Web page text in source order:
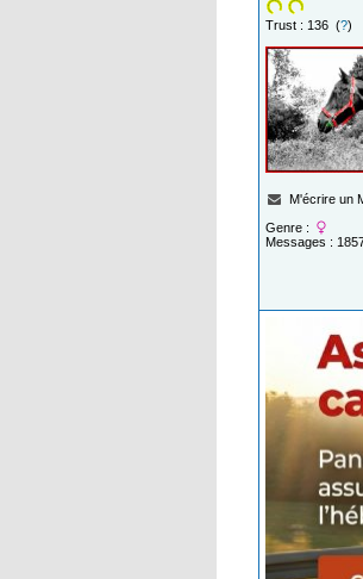
Trust : 136 (?)
M'écrire un
Genre :
Messages :